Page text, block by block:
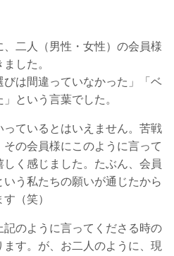
二人（男性・女性）の会員様
した。
は間違っていなかった」「ベ
という言葉でした。
ているとはいえません。苦戦
の会員様にこのように言って
く感じました。たぶん、会員
う私たちの願いが通じたから
（笑）
のように言ってくださる時の
す。が、お二人のように、現